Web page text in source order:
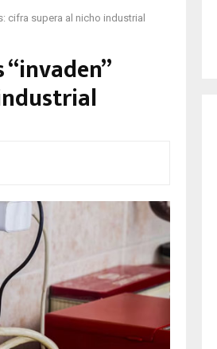
cifra supera al nicho industrial